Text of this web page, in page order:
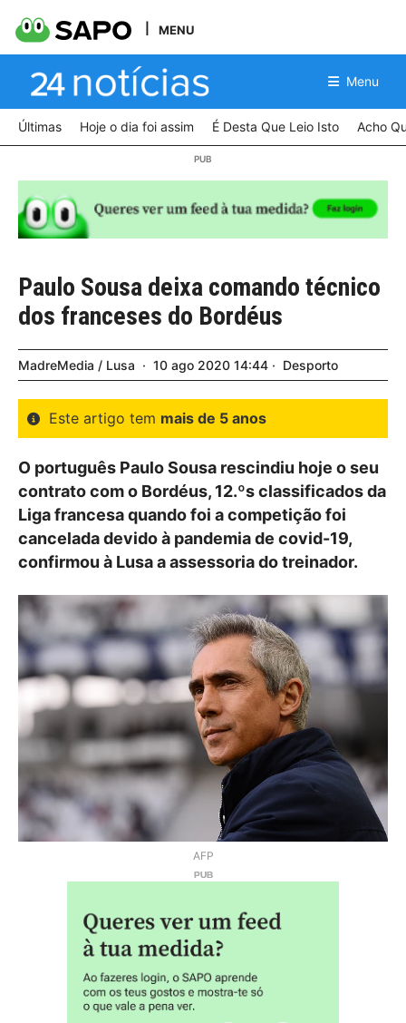
MENU
Menu
Últimas Hoje o dia foi assim É Desta Que Leio Isto Acho
Paulo Sousa deixa comando técnico
dos franceses do Bordéus
MadreMedia / Lusa 10 ago 2020 14:44 Desporto
Este artigo tem mais de 5 anos
O português Paulo Sousa rescindiu hoje o seu
contrato com o Bordéus, 12.ºs classificados da
Liga francesa quando foi a competição foi
cancelada devido à pandemia de covid-19,
confirmou à Lusa a assessoria do treinador.
AFP